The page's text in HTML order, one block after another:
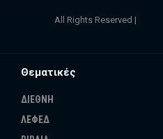
All Rights Reserved |
Θεματικές
ΔΙΕΘΝΗ
ΛΕΦΕΔ